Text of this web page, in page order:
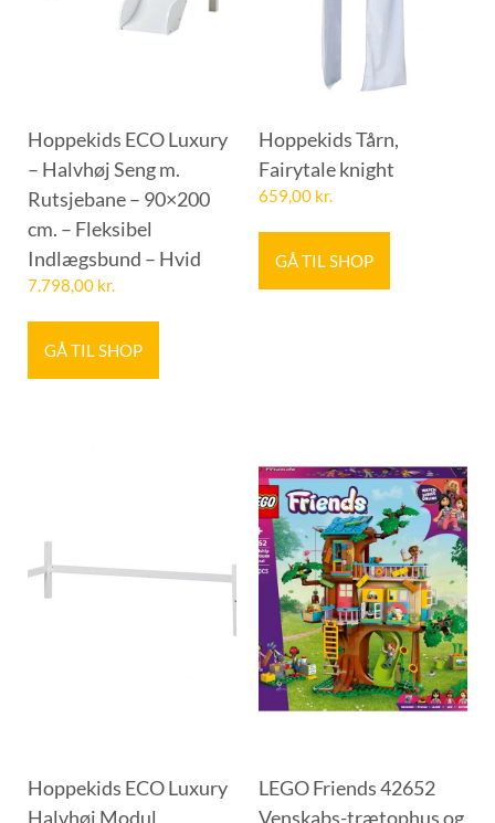
Hoppekids ECO Luxury
– Halvhøj Seng m.
Rutsjebane – 90×200
cm. – Fleksibel
Indlægsbund – Hvid
7.798,00 kr.
GÅ TIL SHOP
Hoppekids Tårn,
Fairytale knight
659,00 kr.
GÅ TIL SHOP
Hoppekids ECO Luxury
Halvhøj Modul
LEGO Friends 42652
Venskabs-trætophus og